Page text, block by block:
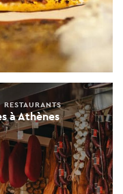
à Athènes
RESTAURANTS